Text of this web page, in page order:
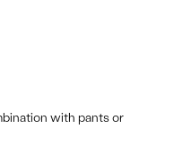
with pants or